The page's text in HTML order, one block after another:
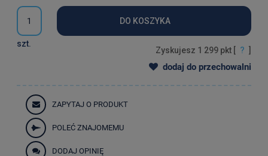
szt.
DO KOSZYKA
Zyskujesz 1 299pkt [ ?
dodaj do przechowalni
ZAPYTAJ O PRODUKT
POLEĆ ZNAJOMEMU
DODAJ OPINIĘ